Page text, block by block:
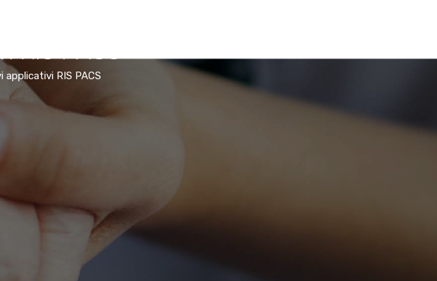
RIS PACS
applicativi RIS PACS